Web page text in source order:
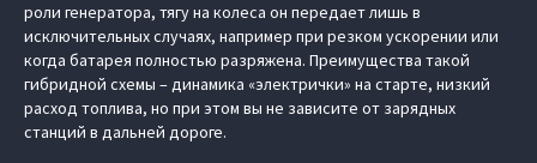
роли генератора, тягу на колеса он передает лишь в
исключительных случаях, например при резком ускорении или
когда батарея полностью разряжена. Преимущества такой
гибридной схемы – динамика «электрички» на старте, низкий
расход топлива, но при этом вы не зависите от зарядных
станций в дальней дороге.